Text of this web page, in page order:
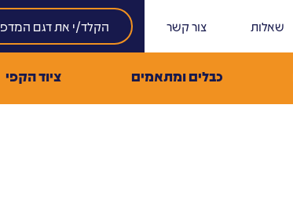
שאלות צור קשר
כבלים ומתאמים ציוד הקפי